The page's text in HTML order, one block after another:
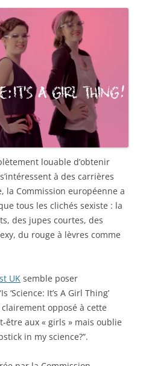
louable d’obtenir
à des carrières
la Commission européenne a
tous les clichés sexiste : la
des jupes courtes, des
du rouge à lèvres comme
UK semble poser
It’s A Girl Thing’
opposé à cette
être aux « girls » mais oublie
in my science?”.